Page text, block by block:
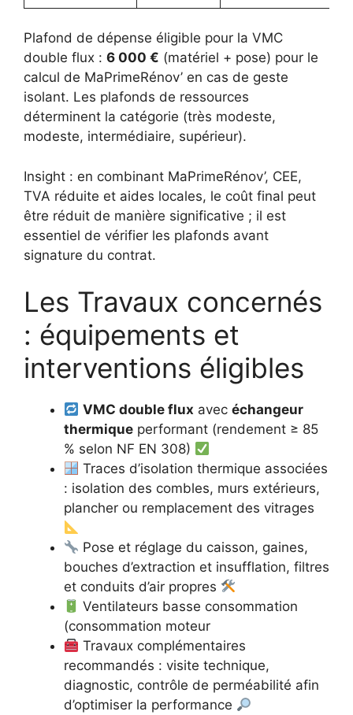
Plafond de dépense éligible pour la VMC
double flux : 6 000 € (matériel + pose) pour le
calcul de MaPrimeRénov’ en cas de geste
isolant. Les plafonds de ressources
déterminent la catégorie (très modeste,
modeste, intermédiaire, supérieur).
Insight : en combinant MaPrimeRénov’, CEE,
TVA réduite et aides locales, le coût final peut
être réduit de manière significative ; il est
essentiel de vérifier les plafonds avant
signature du contrat.
Les Travaux concernés
: équipements et
interventions éligibles
VMC double flux avecéchangeur
thermique performant (rendement ≥ 85
% selon NF EN 308)
Traces d’isolation thermique associées
: isolation des combles, murs extérieurs,
plancher ou remplacement des vitrages
Pose et réglage du caisson, gaines,
bouches d’extraction et insufflation, filtres
et conduits d’air propres
Ventilateurs basse consommation
(consommation moteur
Travaux complémentaires
recommandés : visite technique,
diagnostic, contrôle de perméabilité afin
d’optimiser la performance